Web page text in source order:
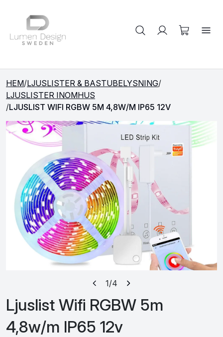
Sök på produkter
HEM/LJUSLISTER & BASTUBELYSNING/
LJUSLISTER INOMHUS
/LJUSLIST WIFI RGBW 5M 4,8W/M IP65 12V
1/4
Ljuslist Wifi RGBW 5m
4,8w/m IP65 12v